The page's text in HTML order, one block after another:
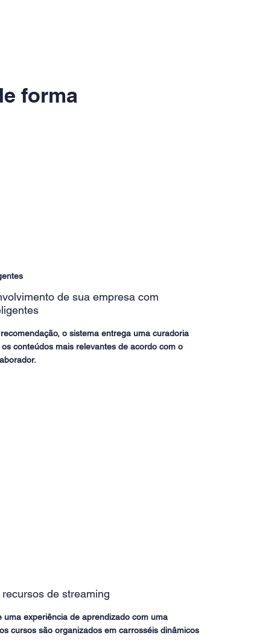
forma
de sua empresa com
o sistema entrega uma curadoria
conteúdos mais relevantes de acordo com o
de streaming
uma experiência de aprendizado com uma
cursos são organizados em carrosséis dinâmicos